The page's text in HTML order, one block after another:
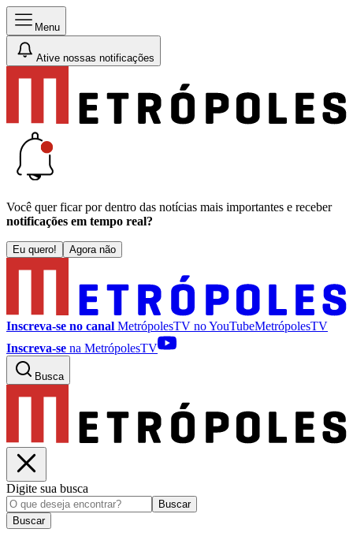
Menu
Ative nossas notificações
Você quer ficar por dentro das notícias mais importantes e receber
notificações em tempo real?
Eu quero! Agora não
Inscreva-se no canal MetrópolesTV noYouTubeMetrópolesTV
Inscreva-se na MetrópolesTV
Busca
Digite sua busca
Buscar
Buscar